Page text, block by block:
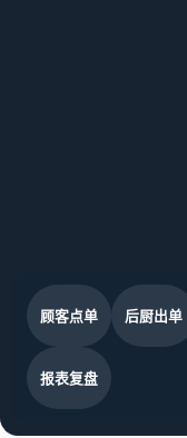
顾客点单 后厨出单
报表复盘